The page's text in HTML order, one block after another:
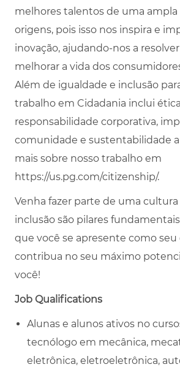
melhores talentos de uma ampla
origens, pois isso nos inspira e
inovação, ajudando-nos a
melhorar a vida dos
Além de igualdade e inclusão
trabalho em Cidadania inclui
responsabilidade corporativa,
comunidade e sustentabilidade
mais sobre nosso trabalho em
https://us.pg.com/citizenship/.
Venha fazer parte de uma
inclusão são pilares
que você se apresente como
contribua no seu máximo
você!
Job Qualifications
Alunas e alunos ativos no
tecnólogo em mecânica,
eletrônica, eletroeletrônica,